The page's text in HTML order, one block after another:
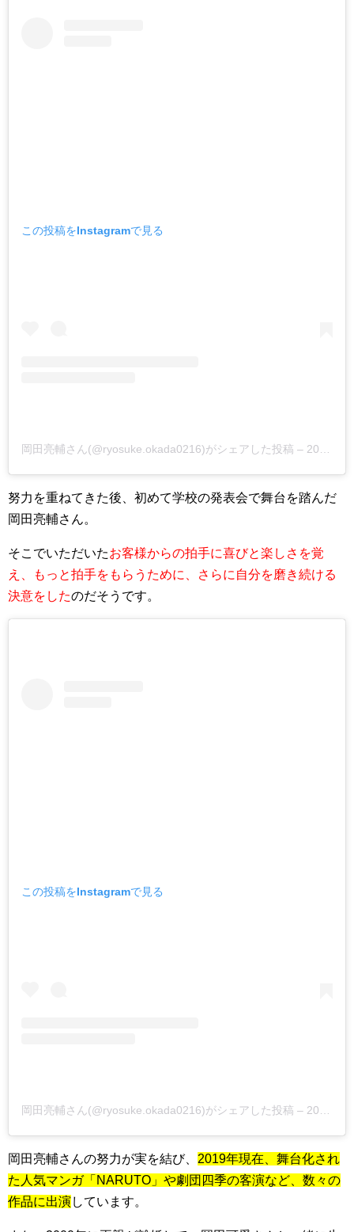
この投稿をInstagramで見る
岡田亮輔さん(@ryosuke.okada0216)がシェアした投稿 – 2018年12月月3日午後7時27分PST
努力を重ねてきた後、初めて学校の発表会で舞台を踏んだ
岡田亮輔さん。
そこでいただいたお客様からの拍手に喜びと楽しさを覚
え、もっと拍手をもらうために、さらに自分を磨き続ける
決意をしたのだそうです。
この投稿をInstagramで見る
岡田亮輔さん(@ryosuke.okada0216)がシェアした投稿 – 2019年 6月月17日午前7時38分PDT
岡田亮輔さんの努力が実を結び、 2019年現在、舞台化され
た人気マンガ「NARUTO」や劇団四季の客演など、数々の
作品に出演しています。